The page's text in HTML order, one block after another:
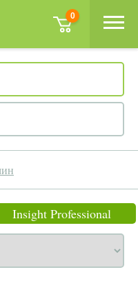
0
Insight Professional